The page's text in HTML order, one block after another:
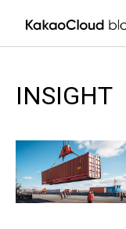
INSIGHT